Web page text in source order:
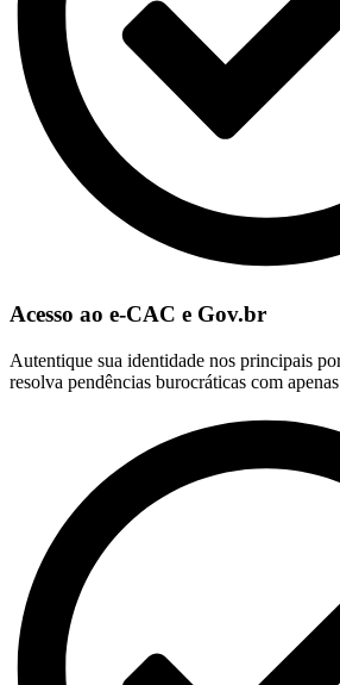
Acesso ao e-CAC e Gov.br
Autentique sua identidade nos principais
resolva pendências burocráticas com